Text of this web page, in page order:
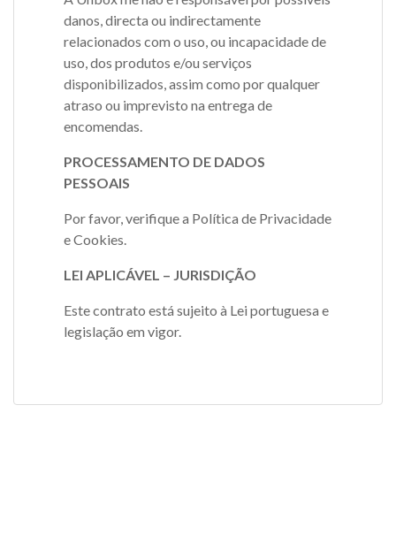
danos, directa ou indirectamente
relacionados com o uso, ou incapacidade de
uso, dos produtos e/ou serviços
disponibilizados, assim como por qualquer
atraso ou imprevisto na entrega de
encomendas.
PROCESSAMENTO DE DADOS
PESSOAIS
Por favor, verifique a Política de Privacidade
e Cookies.
LEI APLICÁVEL – JURISDIÇÃO
Este contrato está sujeito à Lei portuguesa e
legislação em vigor.